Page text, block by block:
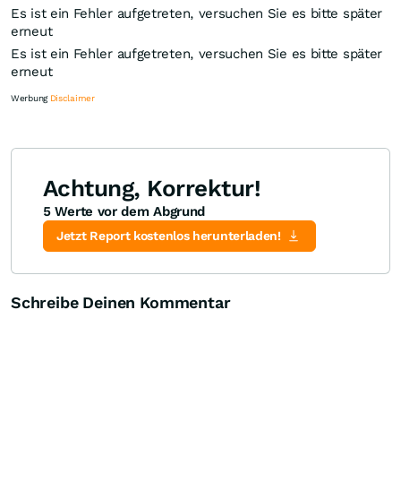
Es ist ein Fehler aufgetreten, versuchen Sie es bitte später
erneut
Es ist ein Fehler aufgetreten, versuchen Sie es bitte später
erneut
Knock-Out-Suche
Optionsschein-Suche
Zertifikate-Suche
Werbung Disclaimer
Achtung, Korrektur!
5 Werte vor dem Abgrund
Jetzt Report kostenlos herunterladen!
Schreibe Deinen Kommentar